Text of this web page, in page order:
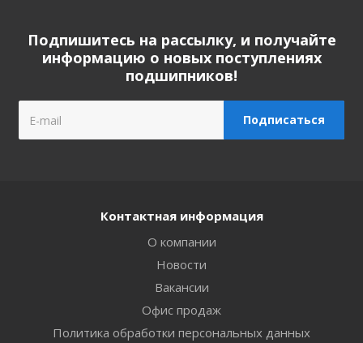
Подпишитесь на рассылку, и получайте
информацию о новых поступлениях
подшипников!
Контактная информация
О компании
Новости
Вакансии
Офис продаж
Политика обработки персональных данных